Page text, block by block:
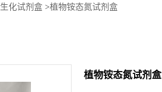
生化试剂盒 >植物铵态氮试剂盒
植物铵态氮试剂盒